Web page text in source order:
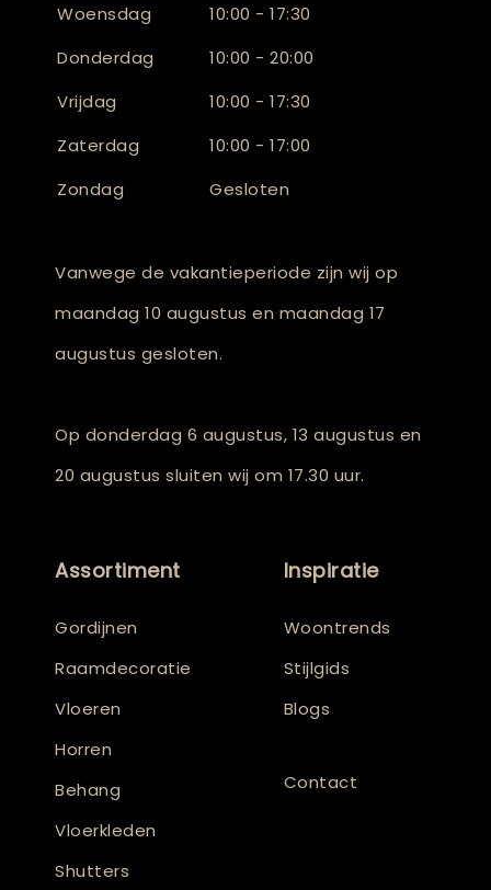
Woensdag
10:00 - 17:30
Donderdag
10:00 - 20:00
Vrijdag
10:00 - 17:30
Zaterdag
10:00 - 17:00
Zondag
Gesloten
Vanwege de vakantieperiode zijn wij op
maandag 10 augustus en maandag 17
augustus gesloten.
Op donderdag 6 augustus, 13 augustus en
20 augustus sluiten wij om 17.30 uur.
Assortiment
Gordijnen
Raamdecoratie
Vloeren
Horren
Behang
Vloerkleden
Shutters
Inspiratie
Woontrends
Stijlgids
Blogs
Contact